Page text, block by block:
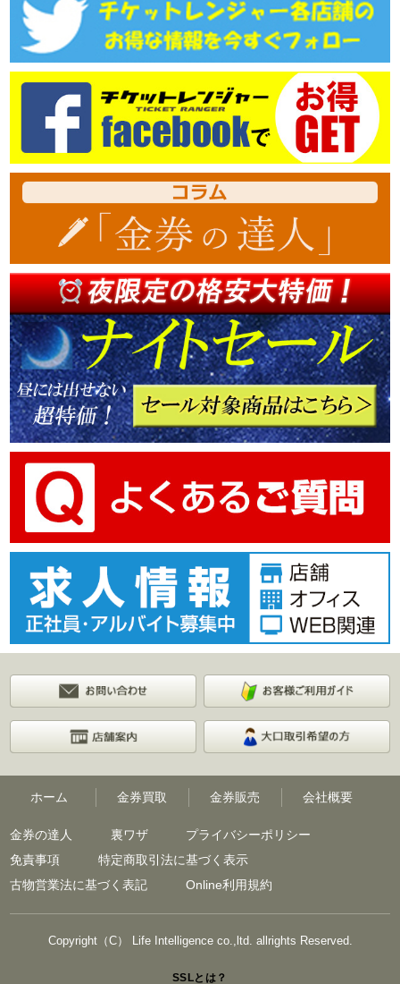
ホーム 金券買取 金券販売 会社概要
金券の達人 裏ワザ
プライバシーポリシー
免責事項
特定商取引法に基づく表示
古物営業法に基づく表記
Online利用規約
Copyright（C） Life Intelligence co.,ltd. allrights Reserved.
SSLとは？